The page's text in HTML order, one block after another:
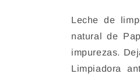
Leche de
natural de
impurezas.
Limpiadora